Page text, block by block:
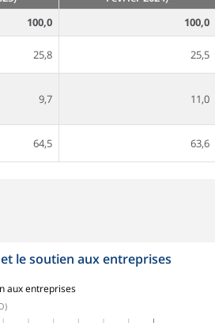
100,0
100,0
25,8 25,5
9,7 11,0
64,5 63,6
le soutien aux entreprises
aux entreprises